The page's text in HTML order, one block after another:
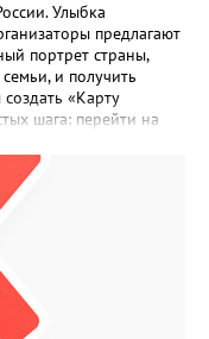
Улыбка
предлагают
портрет страны,
и получить
«Карту
шага: перейти на
– подойдёт портрет
поколений в
городов,
воспоминаниями;
связь с каждым
с правилами
проекта. ‍Заявка
стать частью
обещают